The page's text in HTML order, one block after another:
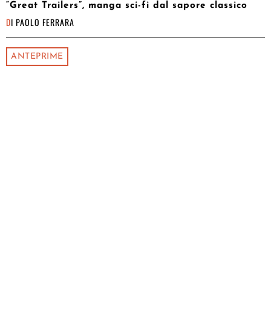
“Great Trailers”, manga sci-fi dal sapore classico
DI PAOLO FERRARA
ANTEPRIME